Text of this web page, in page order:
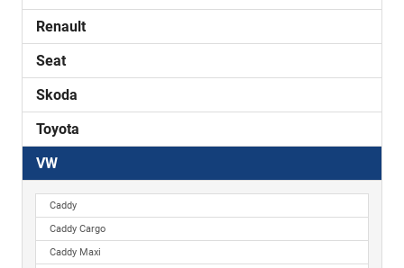
Renault
Seat
Skoda
Toyota
VW
Caddy
Caddy Cargo
Caddy Maxi